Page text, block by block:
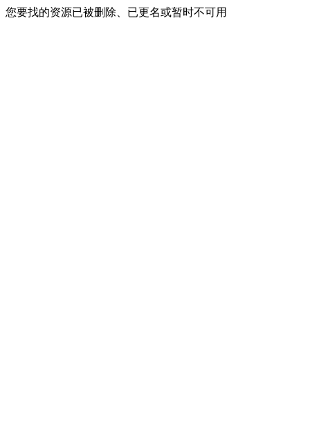
您要找的资源已被删除、已更名或暂时不可用